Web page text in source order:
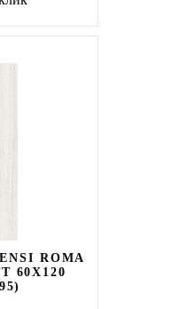
ROMA
60X120